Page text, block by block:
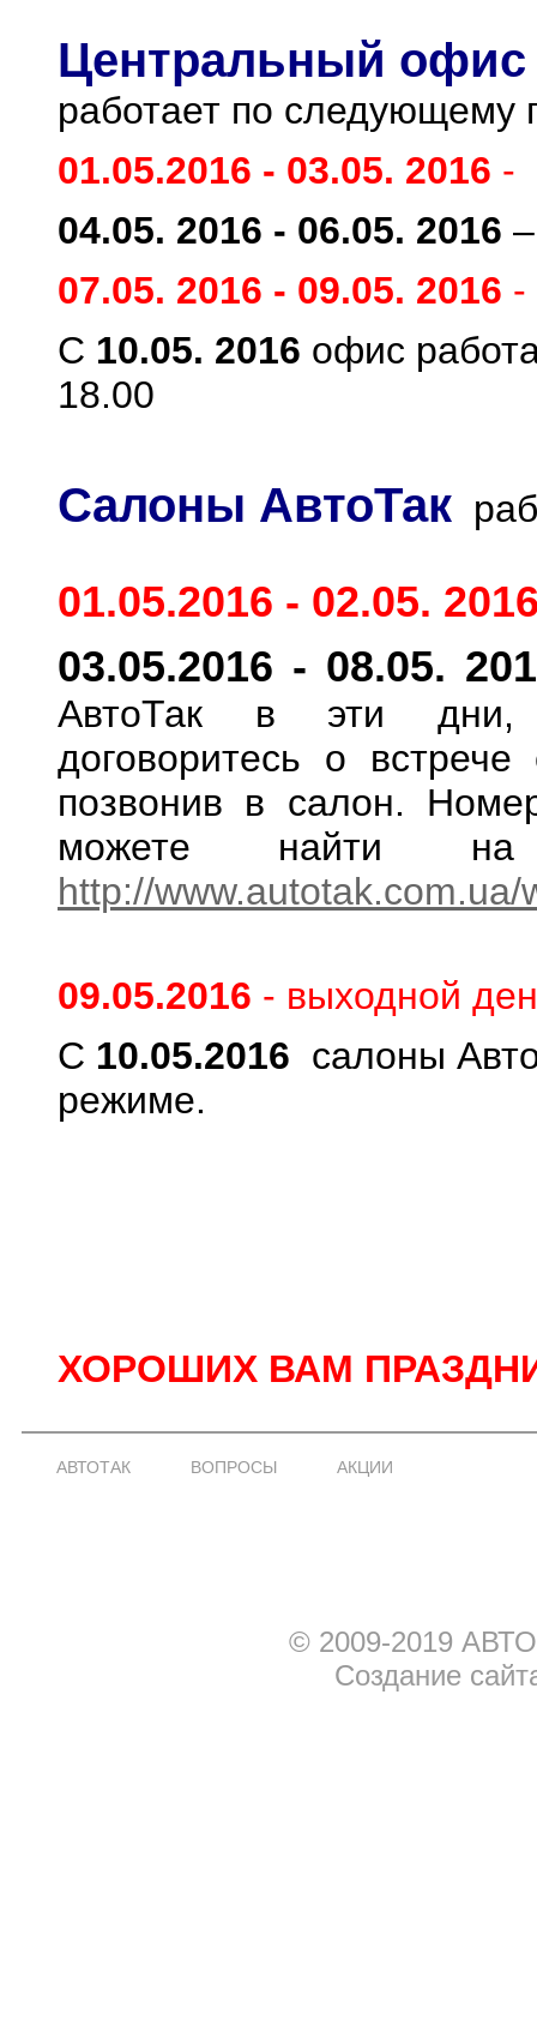
Центральный
работает по следующему
01.05.2016 - 03.05. 2016 -
04.05. 2016 - 06.05. 2016
07.05. 2016 - 09.05. 2016 -
С 10.05. 2016 офис
18.00
Салоны АвтоТак
01.05.2016 - 02.05.
03.05.2016 - 08.05.
АвтоТак в эти дни,
договоритесь о
позвонив в салон.
можете найти
http://www.autotak.com.ua/
09.05.2016 - выходной
С 10.05.2016 салоны
режиме.
ХОРОШИХ ВАМ
АВТОТАК ВОПРОСЫ АКЦИИ
© 2009-2019
Создание